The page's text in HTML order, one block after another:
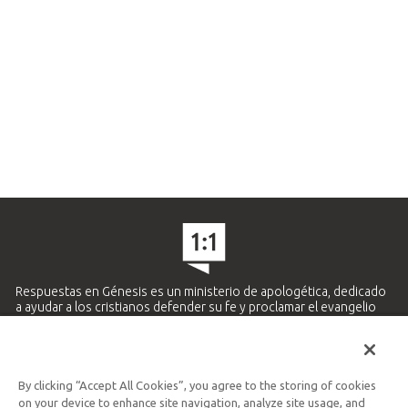
Respuestas en Génesis es un ministerio de apologética, dedicado
a ayudar a los cristianos defender su fe y proclamar el evangelio
Ministerio Hispano y Latinoamericano
By clicking “Accept All Cookies”, you agree to the storing of cookies
on your device to enhance site navigation, analyze site usage, and